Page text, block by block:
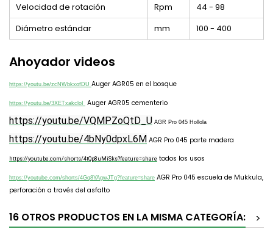
Velocidad de rotación
Rpm
44 - 98
Diámetro estándar
mm 100 - 400
Ahoyador videos
https://youtu.be/zcNWbkxofDU Auger AGR05 en el bosque
https://youtu.be/3XETxakcloI Auger AGR05 cementerio
https://youtu.be/VQMPZoQtD_U AGR Pro 045 Hollola
https://youtu.be/4bNy0dpxL6M AGR Pro 045 parte madera
https://youtube.com/shorts/4tQp8uMiSks?feature=share todos los usos
https://youtube.com/shorts/4Gq8YAgwJTg?feature=share AGR Pro 045 escuela de Mukkula,
perforación a través del asfalto
16 OTROS PRODUCTOS EN LA MISMA CATEGORÍA:
>